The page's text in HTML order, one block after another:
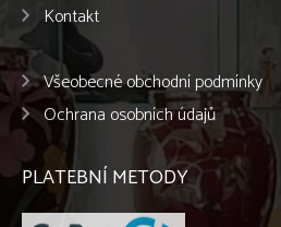
Kontakt
Všeobecné obchodní podmínky
Ochrana osobních údajů
PLATEBNÍ METODY